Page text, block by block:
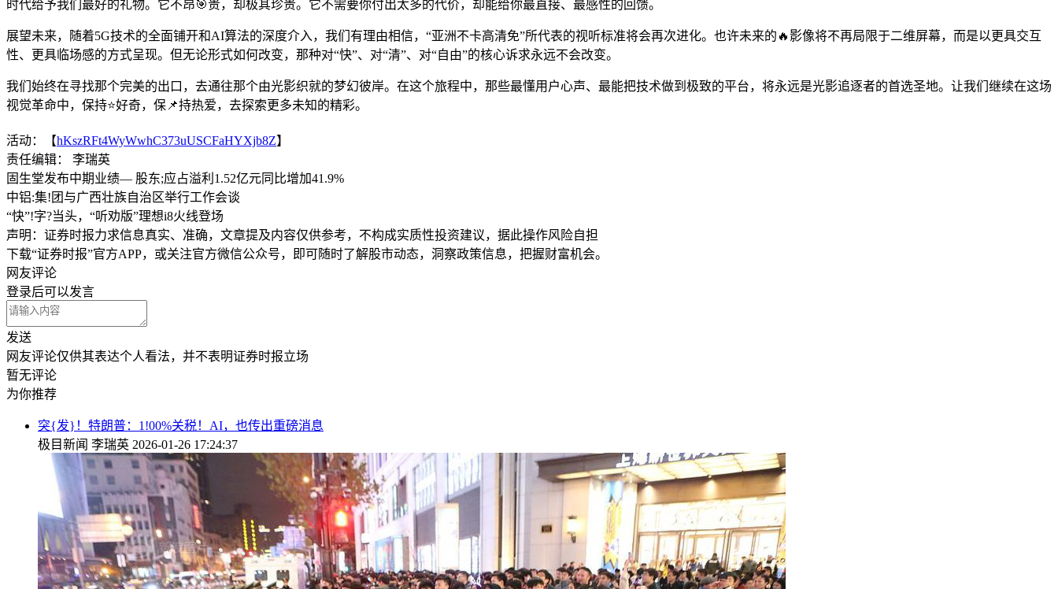
时代给予我们最好的礼物。它不昂🎯贵，却极其珍贵。它不需要你付出太多的代价，却能给你最直接、最感性的回馈。
展望未来，随着5G技术的全面铺开和AI算法的深度介入，我们有理由相信，“亚洲不卡高清免”所代表的视听标准将会再次进化。也许未来的🔥影像将不再局限于二维屏幕，而是以更具交互
性、更具临场感的方式呈现。但无论形式如何改变，那种对“快”、对“清”、对“自由”的核心诉求永远不会改变。
我们始终在寻找那个完美的出口，去通往那个由光影织就的梦幻彼岸。在这个旅程中，那些最懂用户心声、最能把技术做到极致的平台，将永远是光影追逐者的首选圣地。让我们继续在这场
视觉革命中，保持⭐好奇，保📌持热爱，去探索更多未知的精彩。
活动：【hKszRFt4WyWwhC373uUSCFaHYXjb8Z】
责任编辑： 李瑞英
固生堂发布中期业绩— 股东;应占溢利1.52亿元同比增加41.9%
中铝:集!团与广西壮族自治区举行工作会谈
“快”!字?当头，“听劝版”理想i8火线登场
声明：证券时报力求信息真实、准确，文章提及内容仅供参考，不构成实质性投资建议，据此操作风险自担
下载“证券时报”官方APP，或关注官方微信公众号，即可随时了解股市动态，洞察政策信息，把握财富机会。
网友评论
登录后可以发言
发送
网友评论仅供其表达个人看法，并不表明证券时报立场
暂无评论
为你推荐
突{发}！特朗普：1!00%关税！AI，也传出重磅消息
极目新闻 李瑞英 2026-01-26 17:24:37